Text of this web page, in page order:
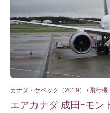
カナダ・ケベック（2019） /飛行機
エアカナダ 成田ｰモン